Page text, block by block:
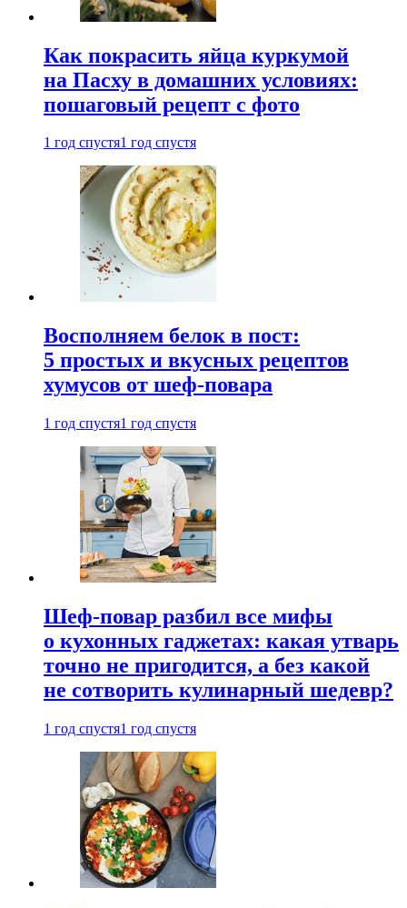
Как покрасить яйца куркумой
на Пасху в домашних условиях:
пошаговый рецепт с фото
1 год спустя1 год спустя
Восполняем белок в пост:
5 простых и вкусных рецептов
хумусов от шеф-повара
1 год спустя1 год спустя
Шеф-повар разбил все мифы
о кухонных гаджетах: какая утварь
точно не пригодится, а без какой
не сотворить кулинарный шедевр?
1 год спустя1 год спустя